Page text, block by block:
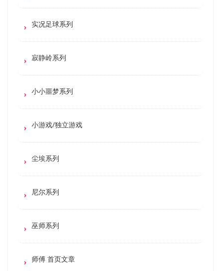
实况足球系列
寂静岭系列
小小噩梦系列
小游戏/独立游戏
尘埃系列
尼尔系列
巫师系列
师傅 首页文章